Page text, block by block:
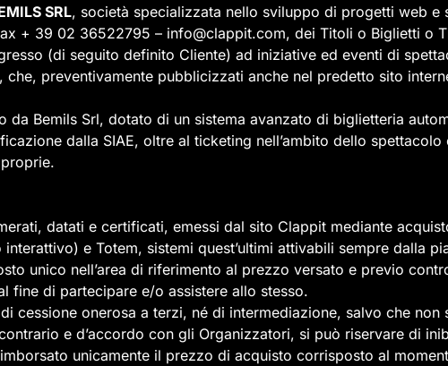
SRL, società specializzata nello sviluppo di progetti web e
+ 39 02 36522795 – info@clappit.com, dei Titoli o Biglietti o
(di seguito definito Cliente) ad iniziative ed eventi di
preventivamente pubblicizzati anche nel predetto sito
Bemils Srl, dotato di un sistema avanzato di biglietteria
dalla SIAE, oltre al ticketing nell’ambito dello spettacolo
datati e certificati, emessi dal sito Clappit mediante
e Totem, sistemi quest’ultimi attivabili sempre dalla
unico nell’area di riferimento al prezzo versato e previo
fine di partecipare e/o assistere allo stesso.
cessione onerosa a terzi, né di intermediazione, salvo che
e d’accordo con gli Organizzatori, si può riservare di
unicamente il prezzo di acquisto corrisposto al